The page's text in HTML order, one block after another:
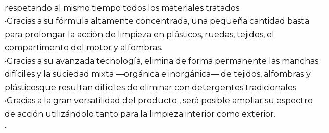
respetando al mismo tiempo todos los materiales tratados.
•Gracias a su fórmula altamente concentrada, una pequeña cantidad basta
para prolongar la acción de limpieza en plásticos, ruedas, tejidos, el
compartimento del motor y alfombras.
•Gracias a su avanzada tecnología, elimina de forma permanente las manchas
difíciles y la suciedad mixta —orgánica e inorgánica— de tejidos, alfombras y
plásticosque resultan difíciles de eliminar con detergentes tradicionales
•Gracias a la gran versatilidad del producto , será posible ampliar su espectro
de acción utilizándolo tanto para la limpieza interior como exterior.
•